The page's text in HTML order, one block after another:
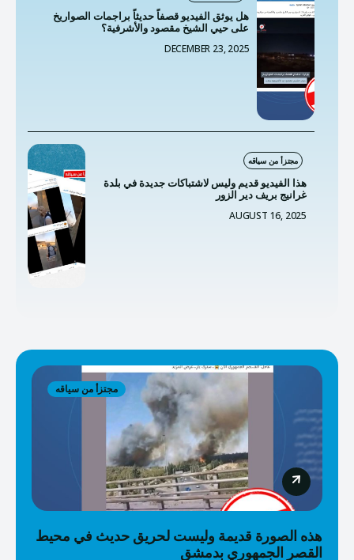
هل يوثق الفيديو قصفاً حديثاً براجمات الصواريخ
على حيي الشيخ مقصود والأشرفية؟
DECEMBER 23, 2025
مجتزأ من سياقه
هذا الفيديو قديم وليس لاشتباكات جديدة في بلدة
غرانيج بريف دير الزور
AUGUST 16, 2025
مجتزأ من سياقه
هذه الصورة قديمة وليست لحريق حديث في محيط
القصر الجمهوري بدمشق